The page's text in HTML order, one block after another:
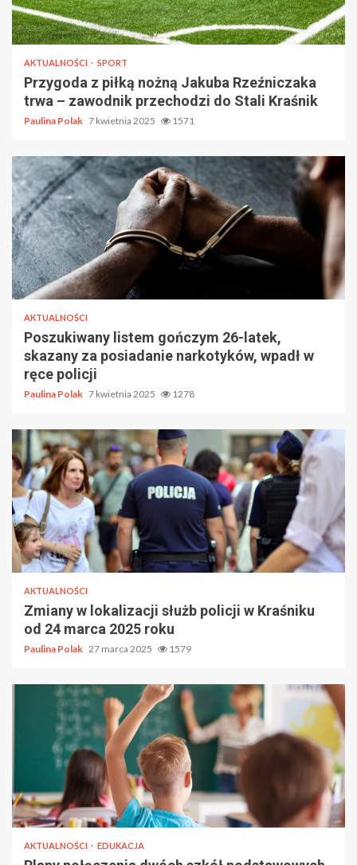
AKTUALNOŚCI SPORT
Przygoda z piłką nożną Jakuba Rzeźniczaka
trwa – zawodnik przechodzi do Stali Kraśnik
Paulina Polak 7 kwietnia 2025 1571
AKTUALNOŚCI
Poszukiwany listem gończym 26-latek,
skazany za posiadanie narkotyków, wpadł w
ręce policji
Paulina Polak 7 kwietnia 2025 1278
AKTUALNOŚCI
Zmiany w lokalizacji służb policji w Kraśniku
od 24 marca 2025 roku
Paulina Polak 27 marca 2025 1579
AKTUALNOŚCI EDUKACJA